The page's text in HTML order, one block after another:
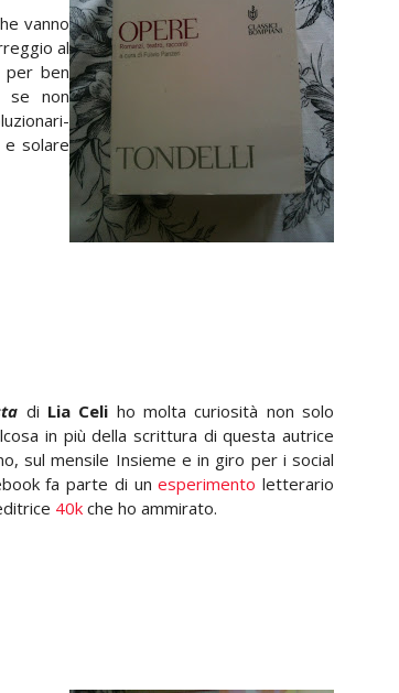
vanno
al
per ben
se non
solare
di Lia Celi ho molta curiosità non solo
in più della scrittura di questa autrice
sul mensile Insieme e in giro per i social
fa parte di unesperimento letterario
40k che ho ammirato.